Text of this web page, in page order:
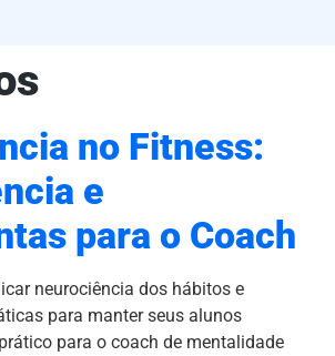
no Fitness:
e
para o Coach
neurociência dos hábitos e
para manter seus alunos
para o coach de mentalidade